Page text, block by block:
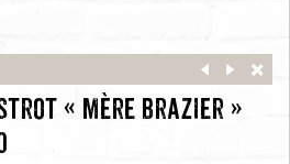
« Mère Brazier »